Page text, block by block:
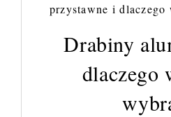
przystawne i
Drabiny
dlaczego